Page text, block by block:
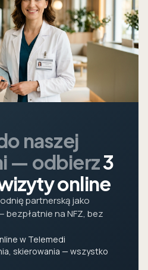
naszej
— odbierz3
online
partnerską jako
bezpłatnie na NFZ, bez
w Telemedi
skierowania — wszystko